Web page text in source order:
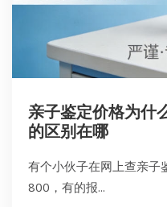
亲子鉴定价格为什
的区别在哪
有个小伙子在网上查亲子
800，有的报...